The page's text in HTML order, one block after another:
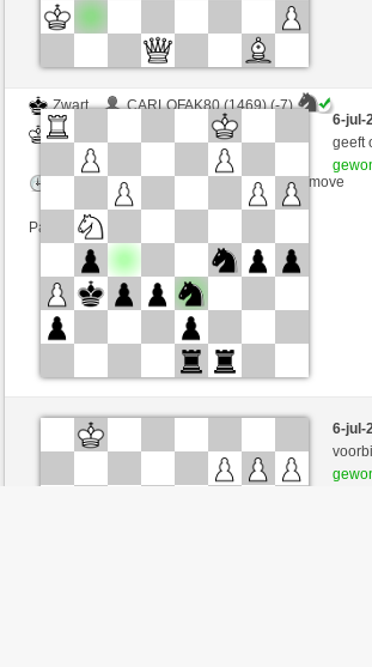
Zwart
CARLOFAK80 (1469) (-7)
Wit
arsenegal (1698) (+8)
Speelduur: 2 minutes/side + 0 seconds/move
Partij telt mee voor de ranglijst
6-jul-
geeft
Wit
imed10 (1365) (-4)
Zwart
Speelduur: 3 minutes/side + 0 seconds/move
6-jul-